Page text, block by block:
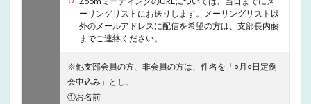
ーリングリストにお送りします。メーリングリスト以
外のメールアドレスに配信を希望の方は、支部長内藤
までご連絡ください。
※他支部会員の方、非会員の方は、件名を「○月○日定例
会申込み」とし、
①お名前